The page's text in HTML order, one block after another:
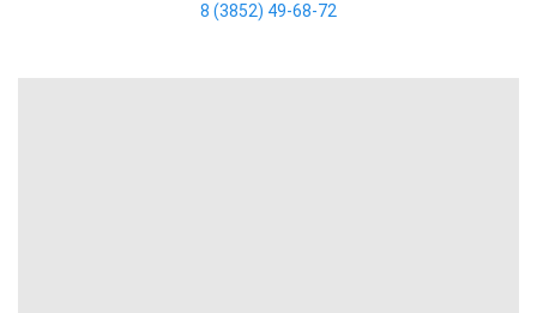
8 (3852) 49-68-72